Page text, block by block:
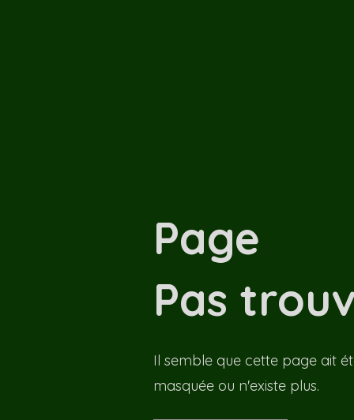
Page
Pas
Il semble que cette page ait
masquée ou n'existe plus.